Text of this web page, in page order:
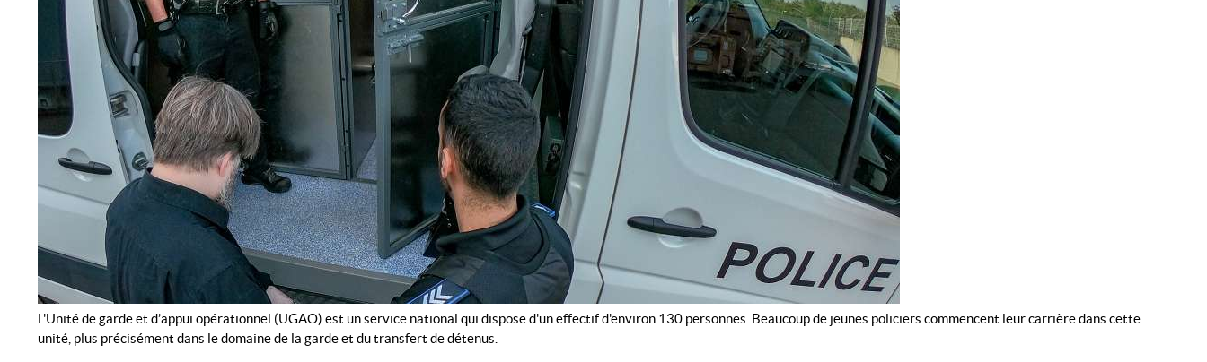
L'Unité de garde et d’appui opérationnel (UGAO) est un service national qui dispose d'un effectif d'environ 130 personnes. Beaucoup de jeunes policiers commencent leur carrière dans cette
unité, plus précisément dans le domaine de la garde et du transfert de détenus.